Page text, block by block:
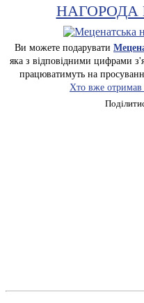
НАГОРОДА
Ви можете подарувати
яка з відповідними цифрами
працюватимуть на
Хто вже отримав